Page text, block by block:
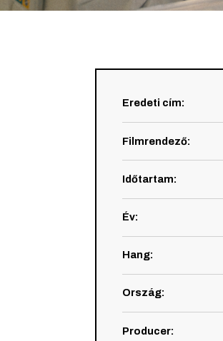
Eredeti cím:
Filmrendező:
Időtartam:
Év:
Hang:
Ország:
Producer: